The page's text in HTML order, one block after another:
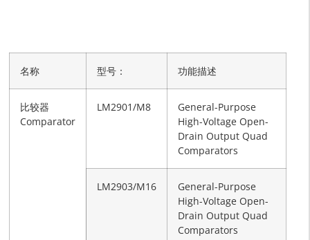
名称 型号： 功能描述
比较器
Comparator
LM2901/M8
General-Purpose
High-Voltage Open-
Drain Output Quad
Comparators
LM2903/M16
General-Purpose
High-Voltage Open-
Drain Output Quad
Comparators